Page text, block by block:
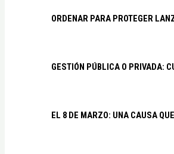
ORDENAR PARA PROTEGER
GESTIÓN PÚBLICA O PRIVADA:
EL 8 DE MARZO: UNA CAUSA